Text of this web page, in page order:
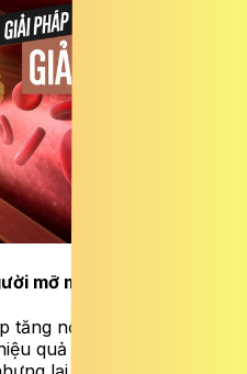
mỡ máu cao
tăng nồng độ HDL, hỗ trợ
quả hơn. Dù mức tăng